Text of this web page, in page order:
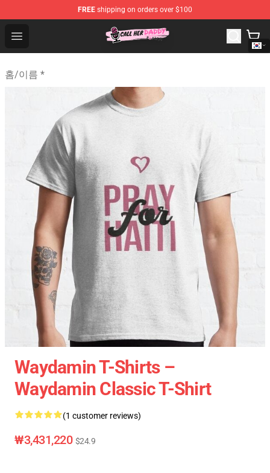
FREE shipping on orders over $100
Open menu
Call Her Daddy Store - Official Call Her Daddy
홈/이름 *
Waydamin T-Shirts –
Waydamin Classic T-Shirt
(1 customer reviews)
₩3,431,220 $24.9